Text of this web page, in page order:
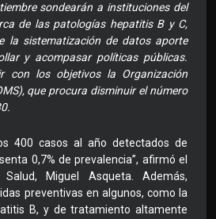
sondearán a instituciones del
de las patologías hepatitis B y C,
la sistematización de datos aporte
y acompasar políticas públicas.
con los objetivos la Organización
que procura disminuir el número
400 casos al año detectados de
0,7% de prevalencia”, afirmó el
Miguel Asqueta. Además,
preventivas en algunos, como la
B, y de tratamiento altamente